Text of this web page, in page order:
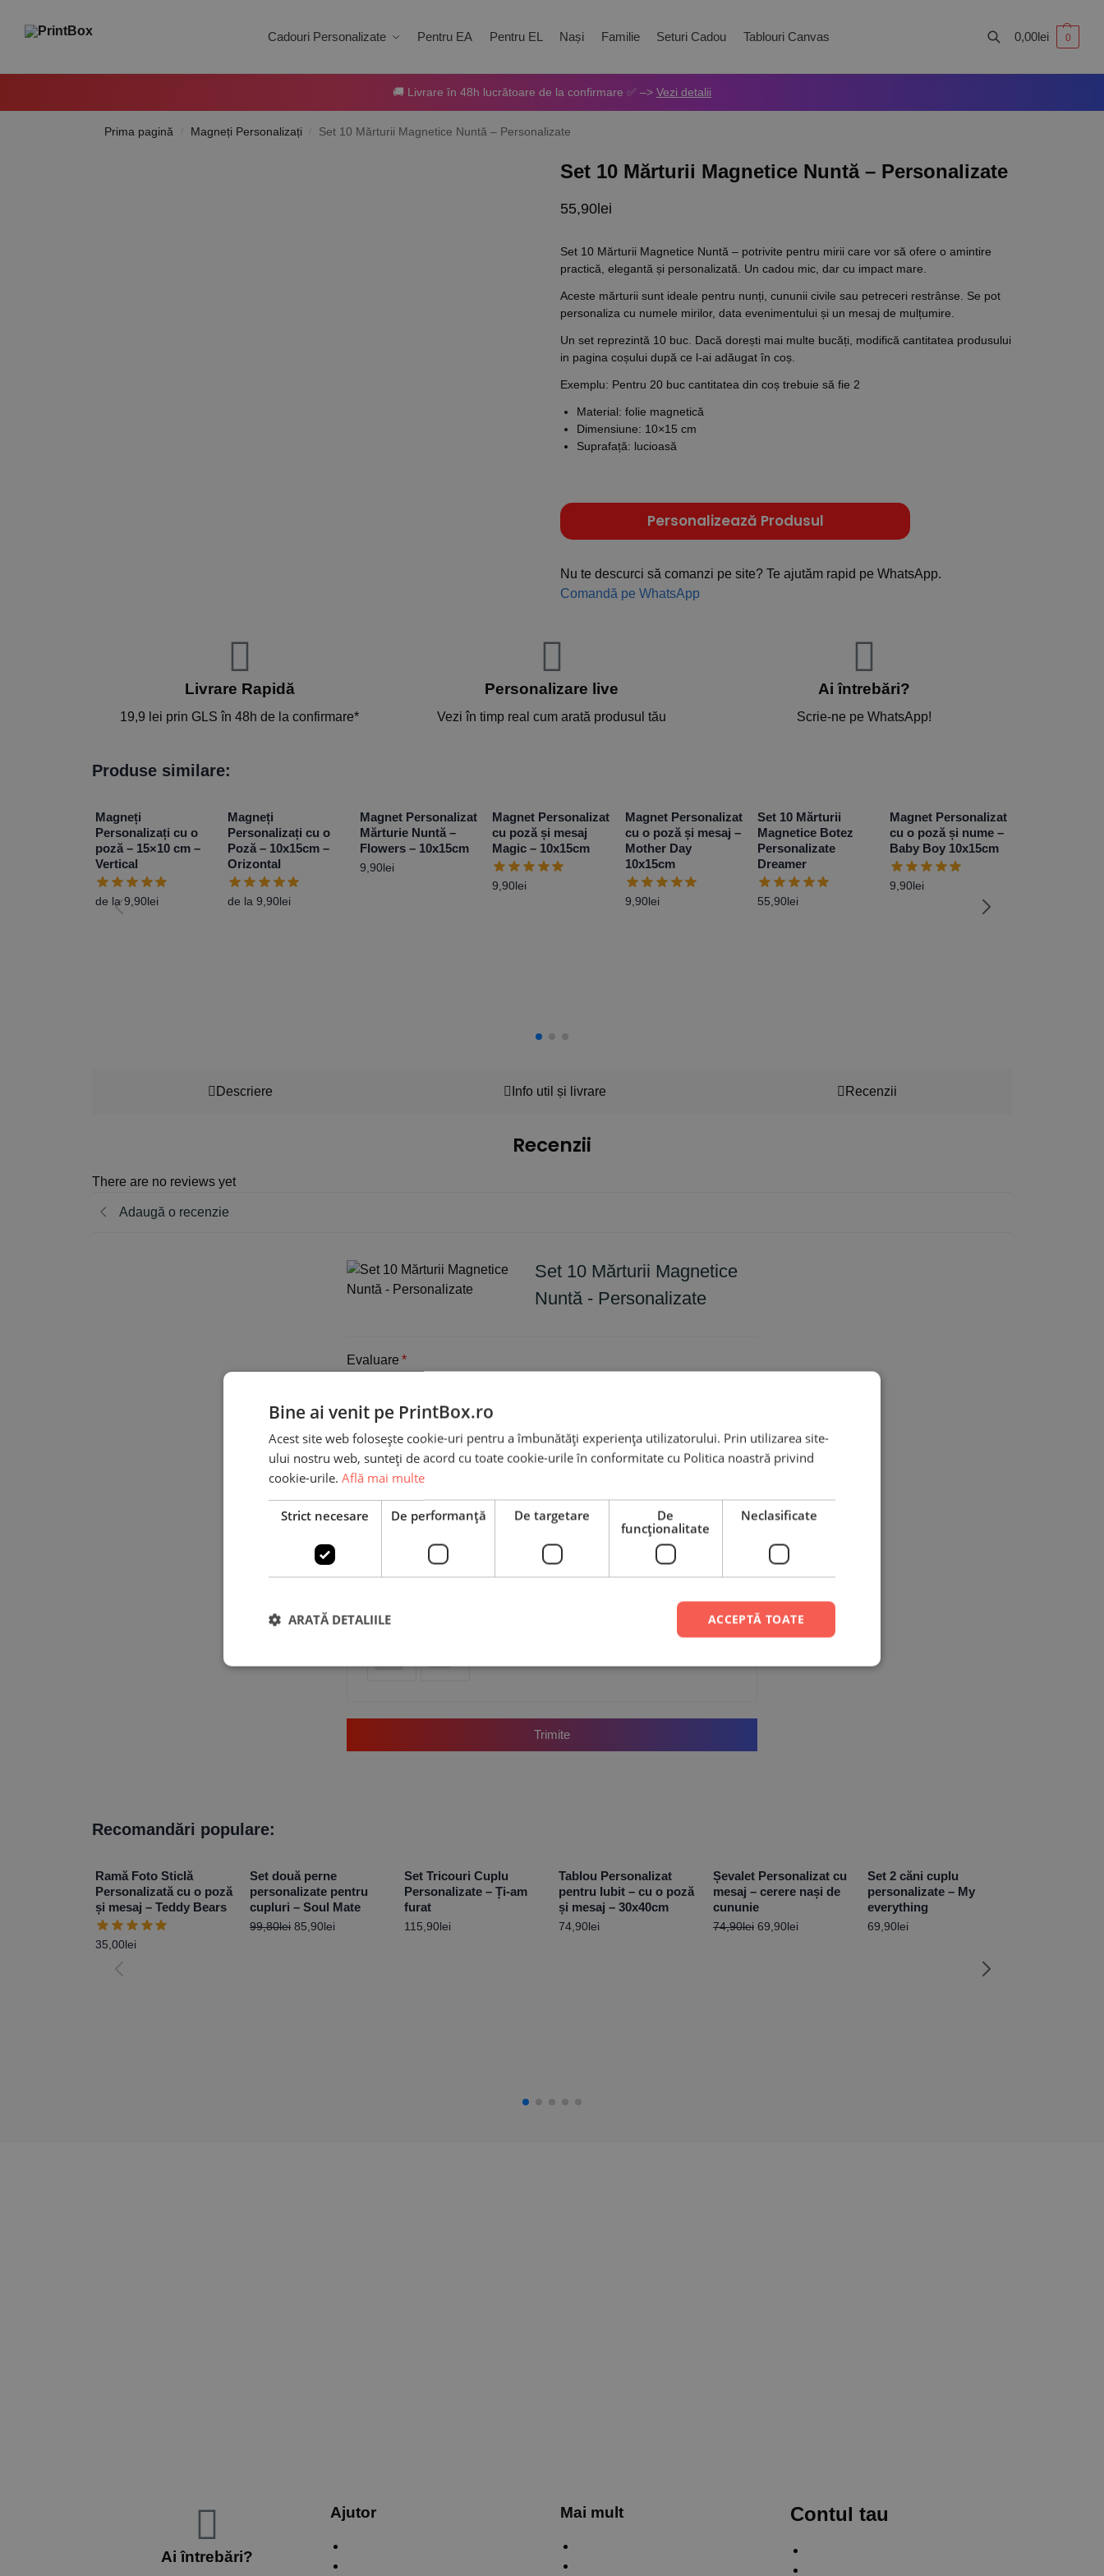
Cadouri Personalizate Pentru EA Pentru EL Nași Familie Seturi Cadou Tablouri Canvas
Search
0,00lei 0
🚚 Livrare în 48h lucrătoare de la confirmare ✅ –> Vezi detalii
Prima pagină / Magneți Personalizați / Set 10 Mărturii Magnetice Nuntă – Personalizate
Set 10 Mărturii Magnetice Nuntă – Personalizate
55,90 lei
Set 10 Mărturii Magnetice Nuntă – potrivite pentru mirii care vor să ofere o amintire
practică, elegantă și personalizată. Un cadou mic, dar cu impact mare.
Aceste mărturii sunt ideale pentru nunți, cununii civile sau petreceri restrânse. Se pot
personaliza cu numele mirilor, data evenimentului și un mesaj de mulțumire.
Un set reprezintă 10 buc. Dacă dorești mai multe bucăți, modifică cantitatea produsului
in pagina coșului după ce l-ai adăugat în coș.
Exemplu: Pentru 20 buc cantitatea din coș trebuie să fie 2
Material: folie magnetică
Dimensiune: 10×15 cm
Suprafață: lucioasă
Personalizează Produsul
Nu te descurci să comanzi pe site? Te ajutăm rapid pe WhatsApp.
Comandă pe WhatsApp
Livrare Rapidă​
19,9 lei prin GLS în 48h de la confirmare*
Personalizare live
Vezi în timp real cum arată produsul tău
Ai întrebări?
Scrie-ne pe WhatsApp!
Produse similare:
Magneți
Personalizați cu o
poză – 15×10 cm –
Vertical
de la9,90lei
Magneți
Personalizați cu o
Poză – 10x15cm –
Orizontal
de la9,90lei
Magnet Personalizat
Mărturie Nuntă –
Flowers – 10x15cm
9,90lei
Magnet Personalizat
cu poză și mesaj
Magic – 10x15cm
9,90lei
Magnet Personalizat
cu o poză și mesaj –
Mother Day
10x15cm
9,90lei
Set 10 Mărturii
Magnetice Botez
Personalizate
Dreamer
55,90lei
Magnet Personalizat
cu o poză și nume –
Baby Boy 10x15cm
9,90lei
Descriere Info util și livrare Recenzii
Recenzii
There are no reviews yet
Adaugă o recenzie
Set 10 Mărturii Magnetice
Nuntă - Personalizate
Evaluare *
Scrie recenzia ta
Trimite
Recomandări populare:
Ramă Foto Sticlă
Personalizată cu o poză
și mesaj – Teddy Bears
35,00lei
Set două perne
personalizate pentru
cupluri – Soul Mate
99,80lei 85,90lei
Set Tricouri Cuplu
Personalizate – Ți-am
furat
115,90lei
Tablou Personalizat
pentru Iubit – cu o poză
și mesaj – 30x40cm
74,90lei
Șevalet Personalizat cu
mesaj – cerere nași de
cununie
74,90lei 69,90lei
Set 2 căni cuplu
personalizate – My
everything
69,90lei
Ai întrebări?
Ajutor Mai mult Contul tau
Bine ai venit pe PrintBox.ro
Acest site web folosește cookie-uri pentru a îmbunătăți experiența utilizatorului. Prin utilizarea site-
ului nostru web, sunteți de acord cu toate cookie-urile în conformitate cu Politica noastră privind
cookie-urile. Află mai multe
Strict necesare De performanță De targetare
De
funcţionalitate
Neclasificate
ACCEPTĂ TOATE
ARATĂ DETALIILE